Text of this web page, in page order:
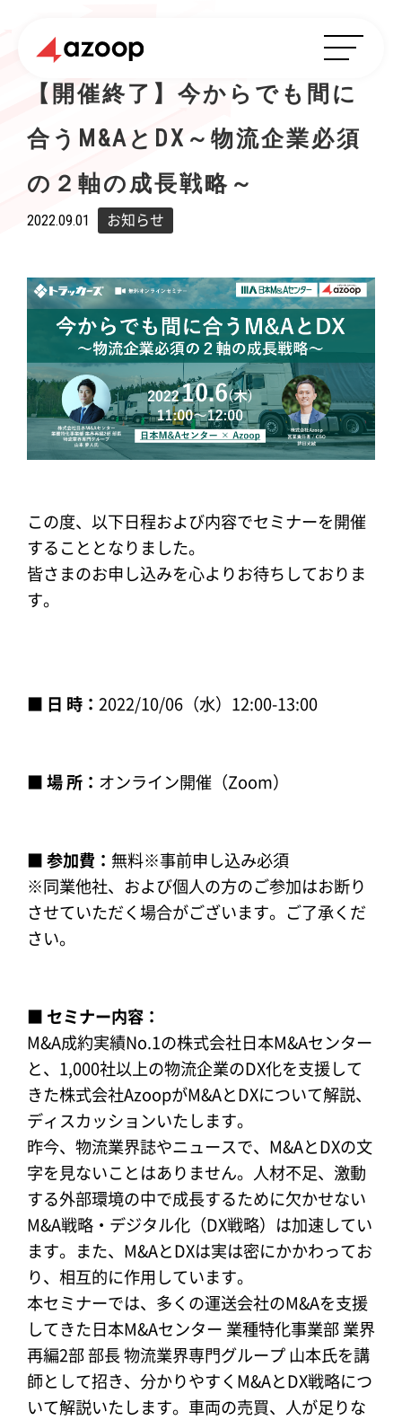
【開催終了】今からでも間に
合うM&AとDX～物流企業必須
の２軸の成長戦略～
2022.09.01 お知らせ
この度、以下日程および内容でセミナーを開催
することとなりました。
皆さまのお申し込みを心よりお待ちしておりま
す。
■ 日 時： 2022/10/06（水）12:00-13:00
■ 場 所： オンライン開催（Zoom）
■ 参加費： 無料※事前申し込み必須
※同業他社、および個人の方のご参加はお断り
させていただく場合がございます。ご了承くだ
さい。
■ セミナー内容：
M&A成約実績No.1の株式会社日本M&Aセンター
と、1,000社以上の物流企業のDX化を支援して
きた株式会社AzoopがM&AとDXについて解説、
ディスカッションいたします。
昨今、物流業界誌やニュースで、M&AとDXの文
字を見ないことはありません。人材不足、激動
する外部環境の中で成長するために欠かせない
M&A戦略・デジタル化（DX戦略）は加速してい
ます。また、M&AとDXは実は密にかかわってお
り、相互的に作用しています。
本セミナーでは、多くの運送会社のM&Aを支援
してきた日本M&Aセンター 業種特化事業部 業界
再編2部 部長 物流業界専門グループ 山本氏を講
師として招き、分かりやすくM&AとDX戦略につ
いて解説いたします。車両の売買、人が足りな